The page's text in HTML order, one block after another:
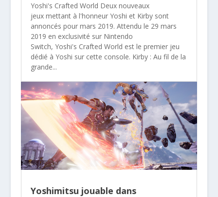
Yoshi's Crafted World Deux nouveaux
jeux mettant à l'honneur Yoshi et Kirby sont
annoncés pour mars 2019. Attendu le 29 mars
2019 en exclusivité sur Nintendo
Switch, Yoshi's Crafted World est le premier jeu
dédié à Yoshi sur cette console. Kirby : Au fil de la
grande...
Yoshimitsu jouable dans